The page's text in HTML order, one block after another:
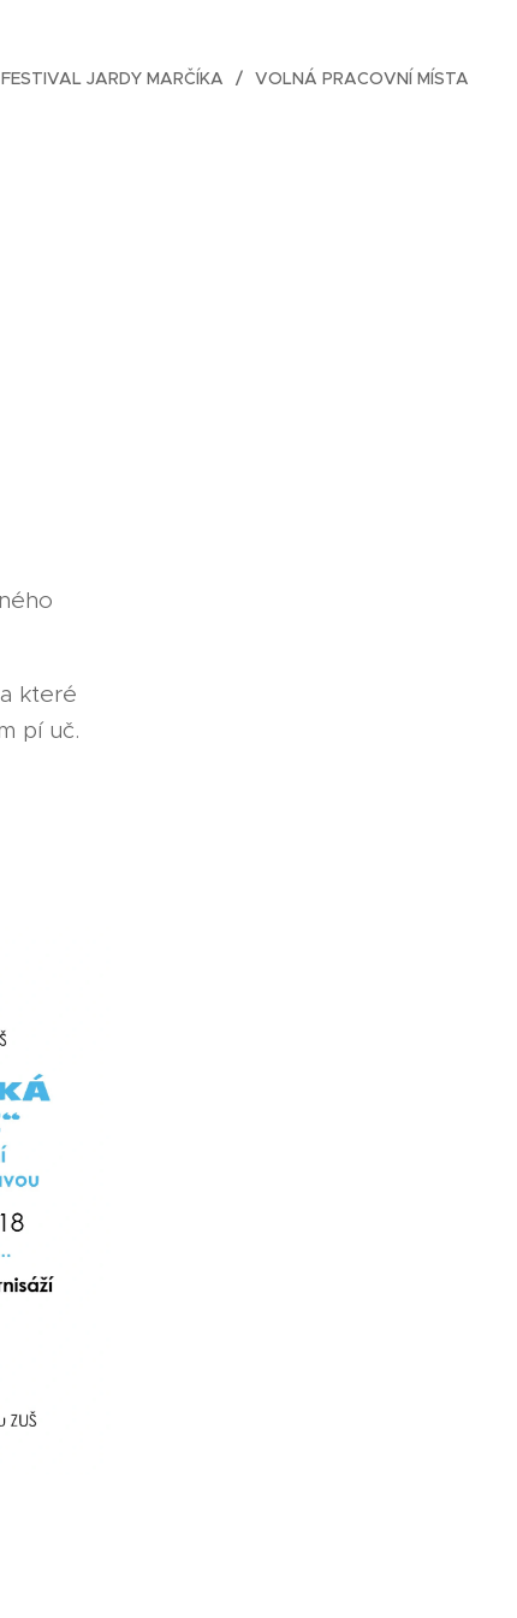
JARDY MARČÍKA VOLNÁ PRACOVNÍ MÍSTA
které
pí uč.